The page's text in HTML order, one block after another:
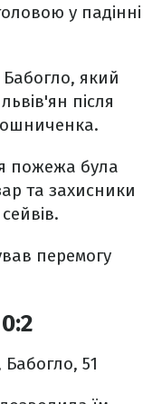
у падінні
який
після
пожежа була
та захисники
перемогу
51